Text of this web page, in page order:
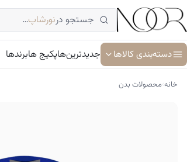
رفتن
به
محتوا
جستجو درنورشاپ…
دسته‌بندی کالاها جدیدترین‌هاپکیج هابرندها
خانه›محصولات بدن